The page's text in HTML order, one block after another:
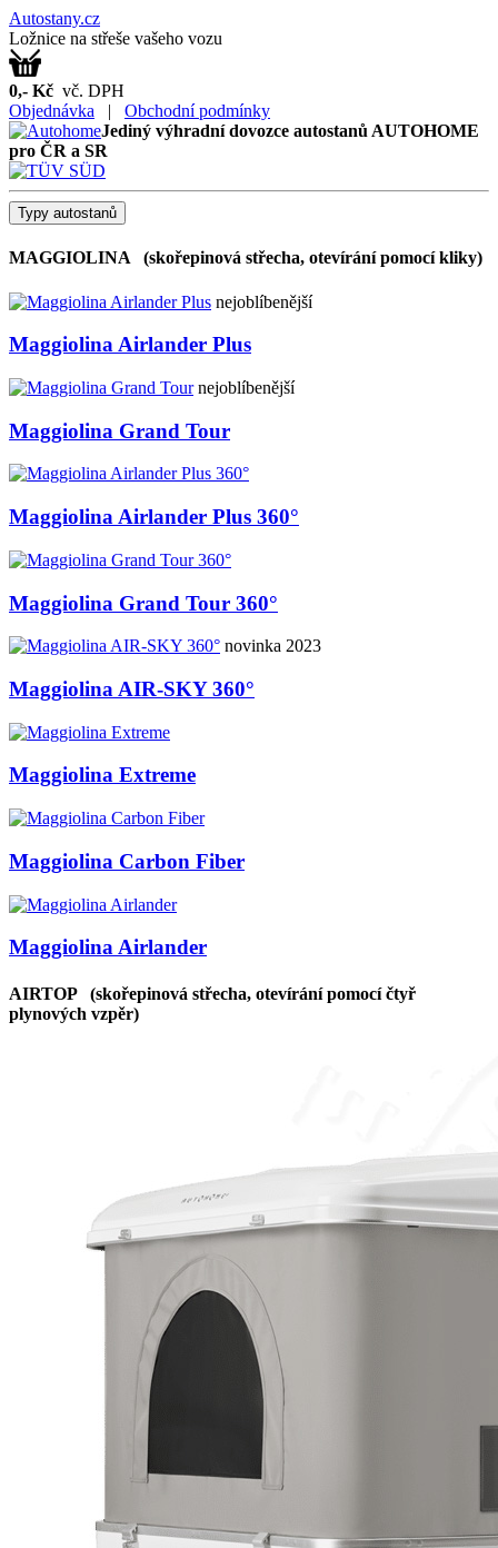
Autostany.cz
Ložnice na střeše vašeho vozu
0,- Kč vč. DPH
Objednávka | Obchodní podmínky
Jediný výhradní dovozce autostanů AUTOHOME
pro ČR a SR
Typy autostanů
MAGGIOLINA (skořepinová střecha, otevírání pomocí kliky)
nejoblíbenější
Maggiolina Airlander Plus
nejoblíbenější
Maggiolina Grand Tour
Maggiolina Airlander Plus 360°
Maggiolina Grand Tour 360°
novinka 2023
Maggiolina AIR-SKY 360°
Maggiolina Extreme
Maggiolina Carbon Fiber
Maggiolina Airlander
AIRTOP (skořepinová střecha, otevírání pomocí čtyř
plynových vzpěr)